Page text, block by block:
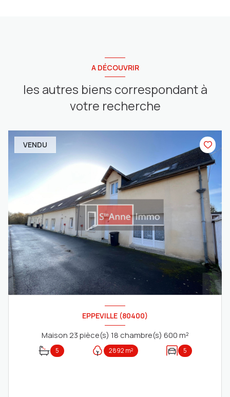
A DÉCOUVRIR
les autres biens correspondant à
votre recherche
VENDU
EPPEVILLE (80400)
Maison 23 pièce(s) 18 chambre(s) 600 m²
5 2892 m² 5